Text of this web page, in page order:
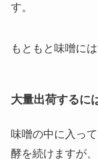
す。
もともと味噌に
大量出荷するに
味噌の中に入っ
酵を続けますが